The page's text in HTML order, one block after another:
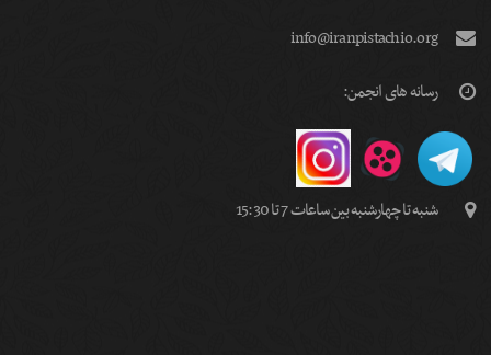
info@iranpistachio.org
رسانه های انجمن:
شنبه تا چهارشنبه بین ساعات 7 تا 15:30